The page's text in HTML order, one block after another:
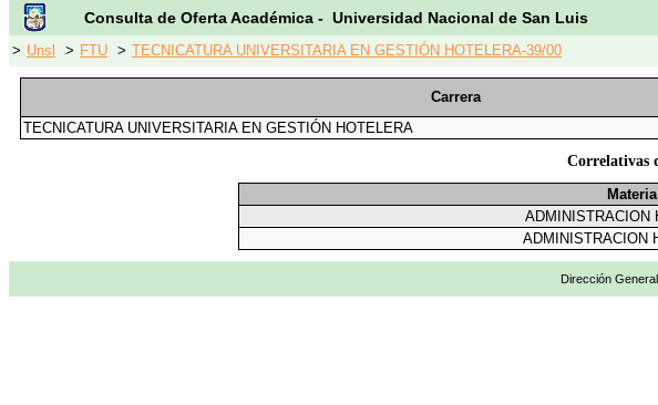
Consulta de Oferta Académica - Universidad Nacional de San Luis
> Unsl > FTU > TECNICATURA UNIVERSITARIA EN GESTIÓN HOTELERA-39/00
Carrera
TECNICATURA UNIVERSITARIA EN GESTIÓN HOTELERA
Correlativas
Materia
ADMINISTRACION
ADMINISTRACION
Dirección